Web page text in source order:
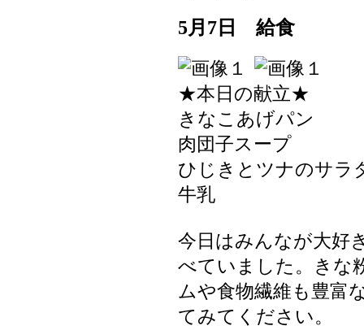
5月7日 給食
★本日の献立★
きなこあげパン
肉団子スープ
ひじきとツナのサラ
牛乳
今日はみんなが大好
べていました。きな
ムや食物繊維も豊富
てみてください。